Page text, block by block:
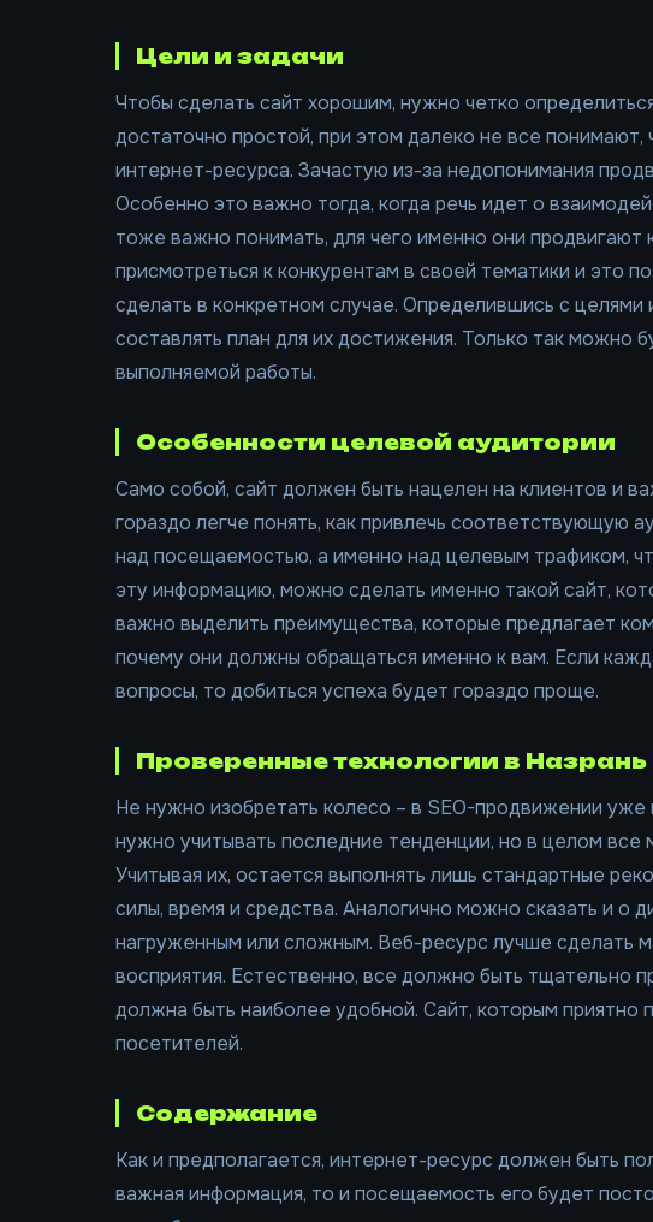
Цели и задачи
Чтобы сделать сайт хорошим, нужно четко
достаточно простой, при этом далеко не все понимают,
интернет-ресурса. Зачастую из-за недопонимания
Особенно это важно тогда, когда речь идет о
тоже важно понимать, для чего именно они продвигают
присмотреться к конкурентам в своей тематики и это
сделать в конкретном случае. Определившись с
составлять план для их достижения. Только так можно
выполняемой работы.
Особенности целевой аудитории
Само собой, сайт должен быть нацелен на клиентов и
гораздо легче понять, как привлечь соответствующую
над посещаемостью, а именно над целевым трафиком,
эту информацию, можно сделать именно такой сайт,
важно выделить преимущества, которые предлагает
почему они должны обращаться именно к вам. Если
вопросы, то добиться успеха будет гораздо проще.
Проверенные технологии в Назрань
Не нужно изобретать колесо – в SEO-продвижении
нужно учитывать последние тенденции, но в целом
Учитывая их, остается выполнять лишь стандартные
силы, время и средства. Аналогично можно сказать и о
нагруженным или сложным. Веб-ресурс лучше сделать
восприятия. Естественно, все должно быть тщательно
должна быть наиболее удобной. Сайт, которым приятно
посетителей.
Содержание
Как и предполагается, интернет-ресурс должен быть
важная информация, то и посещаемость его будет